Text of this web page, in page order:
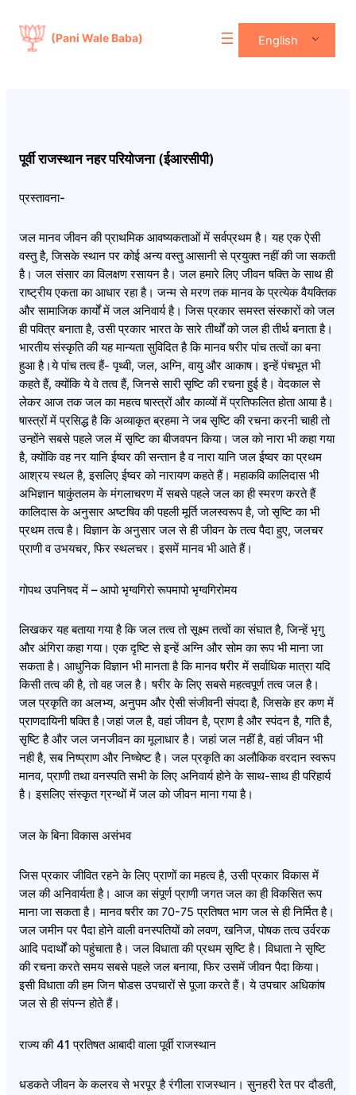
(Pani Wale Baba) English
पूर्वी राजस्थान नहर परियोजना (ईआरसीपी)
प्रस्तावना-
जल मानव जीवन की प्राथमिक आवष्यकताओं में सर्वप्रथम है। यह एक ऐसी
वस्तु है, जिसके स्थान पर कोई अन्य वस्तु आसानी से प्रयुक्त नहीं की जा सकती
है। जल संसार का विलक्षण रसायन है। जल हमारे लिए जीवन षक्ति के साथ ही
राष्ट्रीय एकता का आधार रहा है। जन्म से मरण तक मानव के प्रत्येक वैयक्तिक
और सामाजिक कार्यों में जल अनिवार्य है। जिस प्रकार समस्त संस्कारों को जल
ही पवित्र बनाता है, उसी प्रकार भारत के सारे तीर्थों को जल ही तीर्थ बनाता है।
भारतीय संस्कृति की यह मान्यता सुविदित है कि मानव षरीर पांच तत्वों का बना
हुआ है।ये पांच तत्व हैं- पृथ्वी, जल, अग्नि, वायु और आकाष। इन्हें पंचभूत भी
कहते हैं, क्योंकि ये वे तत्व हैं, जिनसे सारी सृष्टि की रचना हुई है। वेदकाल से
लेकर आज तक जल का महत्व षास्त्रों और काव्यों में प्रतिफलित होता आया है।
षास्त्रों में प्रसिद्ध है कि अव्याकृत ब्रहमा ने जब सृष्टि की रचना करनी चाही तो
उन्होंने सबसे पहले जल में सृष्टि का बीजवपन किया। जल को नारा भी कहा गया
है, क्योंकि वह नर यानि ईष्वर की सन्तान है व नारा यानि जल ईष्वर का प्रथम
आश्रय स्थल है, इसलिए ईष्वर को नारायण कहते हैं। महाकवि कालिदास भी
अभिज्ञान षाकुंतलम के मंगलाचरण में सबसे पहले जल का ही स्मरण करते हैं
कालिदास के अनुसार अष्टषिव की पहली मूर्ति जलस्वरूप है, जो सृष्टि का भी
प्रथम तत्व है। विज्ञान के अनुसार जल से ही जीवन के तत्व पैदा हुए, जलचर
प्राणी व उभयचर, फिर स्थलचर। इसमें मानव भी आते हैं।
गोपथ उपनिषद में – आपो भृग्वगिरो रूपमापो भृग्वगिरोमय
लिखकर यह बताया गया है कि जल तत्व तो सूक्ष्म तत्वों का संघात है, जिन्हें भृगु
और अंगिरा कहा गया। एक दृष्टि से इन्हें अग्नि और सोम का रूप भी माना जा
सकता है। आधुनिक विज्ञान भी मानता है कि मानव षरीर में सर्वाधिक मात्रा यदि
किसी तत्व की है, तो वह जल है। षरीर के लिए सबसे महत्वपूर्ण तत्व जल है।
जल प्रकृति का अलभ्य, अनुपम और ऐसी संजीवनी संपदा है, जिसके हर कण में
प्राणदायिनी षक्ति है।जहां जल है, वहां जीवन है, प्राण है और स्पंदन है, गति है,
सृष्टि है और जल जनजीवन का मूलाधार है। जहां जल नहीं है, वहां जीवन भी
नही है, सब निष्प्राण और निष्चेष्ट है। जल प्रकृति का अलौकिक वरदान स्वरूप
मानव, प्राणी तथा वनस्पति सभी के लिए अनिवार्य होने के साथ-साथ ही परिहार्य
है। इसलिए संस्कृत ग्रन्थों में जल को जीवन माना गया है।
जल के बिना विकास असंभव
जिस प्रकार जीवित रहने के लिए प्राणों का महत्व है, उसी प्रकार विकास में
जल की अनिवार्यता है। आज का संपूर्ण प्राणी जगत जल का ही विकसित रूप
माना जा सकता है। मानव षरीर का 70-75 प्रतिषत भाग जल से ही निर्मित है।
जल जमीन पर पैदा होने वाली वनस्पतियों को लवण, खनिज, पोषक तत्व उर्वरक
आदि पदार्थों को पहुंचाता है। जल विधाता की प्रथम सृष्टि है। विधाता ने सृष्टि
की रचना करते समय सबसे पहले जल बनाया, फिर उसमें जीवन पैदा किया।
इसी विधाता की हम जिन षोडस उपचारों से पूजा करते हैं। ये उपचार अधिकांष
जल से ही संपन्न होते हैं।
राज्य की 41 प्रतिषत आबादी वाला पूर्वी राजस्थान
धडकते जीवन के कलरव से भरपूर है रंगीला राजस्थान। सुनहरी रेत पर दौडती,